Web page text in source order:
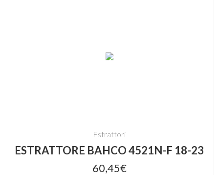
Estrattori
ESTRATTORE BAHCO 4521N-F 18-23
60,45€